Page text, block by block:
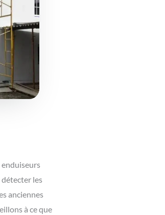
enduiseurs
détecter les
anciennes
à ce que